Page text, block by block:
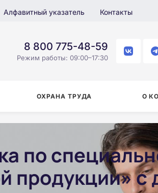
Алфавитный указатель Контакты
8 800 775-48-59
Режим работы: 09:00–17:30
ОХРАНА ТРУДА О
по
продукции»